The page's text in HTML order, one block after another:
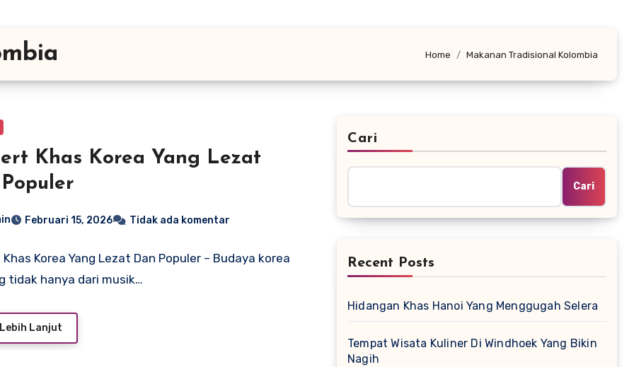
Home Makanan Tradisional Kolombia
Khas Korea Yang Lezat
Februari 15, 2026 Tidak ada komentar
Korea Yang Lezat Dan Populer – Budaya korea
tidak hanya dari musik…
Lanjut
Cari
Cari
Recent Posts
Hidangan Khas Hanoi Yang Menggugah Selera
Tempat Wisata Kuliner Di Windhoek Yang Bikin
Nagih